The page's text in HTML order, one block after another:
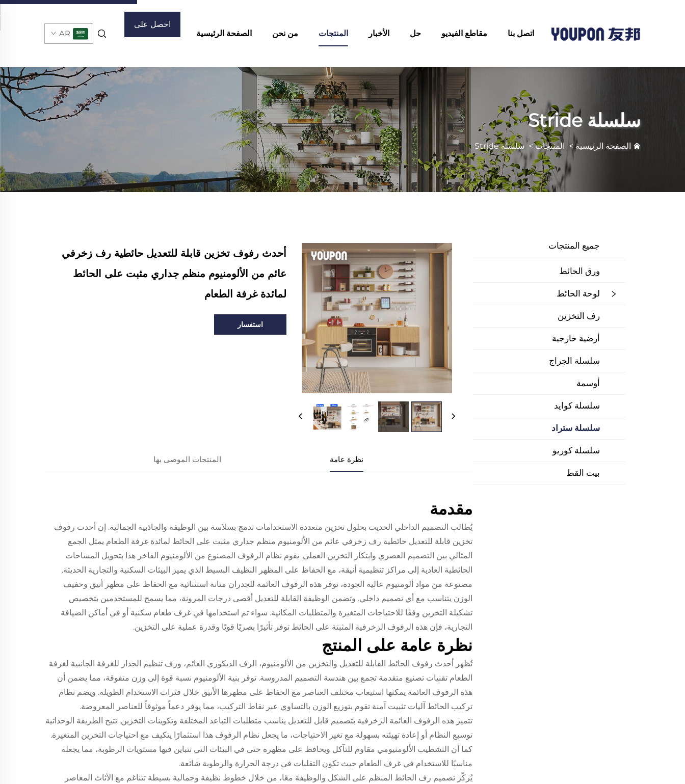
الصفحة الرئيسية من نحن المنتجات الأخبار حل مقاطع الفيديو اتصل بنا
احصل على
AR
سلسلة Stride
الصفحة الرئيسية> المنتجات> سلسلة Stride
جميع المنتجات
ورق الحائط
لوحة الحائط
رف التخزين
أرضية خارجية
سلسلة الجراج
أوسمة
سلسلة كوايد
سلسلة ستراد
سلسلة كوريو
بيت القط
أحدث رفوف تخزين قابلة للتعديل حائطية رف زخرفي
عائم من الألومنيوم منظم جداري مثبت على الحائط
لمائدة غرفة الطعام
استفسار
نظرة عامة المنتجات الموصى بها
مقدمة
يُطالب التصميم الداخلي الحديث بحلول تخزين متعددة الاستخدامات تدمج بسلاسة بين الوظيفة والجاذبية الجمالية. إن أحدث رفوف
تخزين قابلة للتعديل حائطية رف زخرفي عائم من الألومنيوم منظم جداري مثبت على الحائط لمائدة غرفة الطعام يمثل الجمع
المثالي بين التصميم العصري وابتكار التخزين العملي. يقوم نظام الرفوف المصنوع من الألومنيوم الفاخر هذا بتحويل المساحات
الحائطية العادية إلى مراكز تنظيمية أنيقة، مع الحفاظ على المظهر النظيف البسيط الذي يميز البيئات السكنية والتجارية الحديثة.
مصنوعة من مواد ألومنيوم عالية الجودة، توفر هذه الرفوف العائمة للجدران متانة استثنائية مع الحفاظ على مظهر أنيق وخفيف
الوزن يتناسب مع أي تصميم داخلي. وتضمن الوظيفة القابلة للتعديل أقصى درجات المرونة، مما يسمح للمستخدمين بتخصيص
تشكيلة التخزين وفقًا للاحتياجات المتغيرة والمتطلبات المكانية. سواء تم استخدامها في غرف طعام سكنية أو في أماكن الضيافة
التجارية، فإن هذه الرفوف الزخرفية المثبتة على الحائط توفر تأثيرًا بصريًا قويًا وقدرة عملية على التخزين.
نظرة عامة على المنتج
تُظهر أحدث رفوف الحائط القابلة للتعديل والتخزين من الألومنيوم، الرف الديكوري العائم، ورف تنظيم الجدار للغرفة الجانبية لغرفة
الطعام تقنيات تصنيع متقدمة تجمع بين هندسة التصميم المدروسة. توفر بنية الألومنيوم نسبة قوة إلى وزن متفوقة، مما يضمن أن
هذه الرفوف العائمة يمكنها استيعاب مختلف العناصر مع الحفاظ على مظهرها الأنيق خلال فترات الاستخدام الطويلة. ويضم نظام
تركيب الحائط آليات تثبيت آمنة تقوم بتوزيع الوزن بالتساوي عبر نقاط التركيب، مما يوفر دعماً موثوقاً للعناصر المعروضة.
تتميز هذه الرفوف العائمة الزخرفية بتصميم قابل للتعديل يناسب متطلبات التباعد المختلفة وتكوينات التخزين. تتيح الطريقة الوحداتية
توسيع النظام أو إعادة تهيئته بسهولة مع تغير الاحتياجات، ما يجعل نظام الرفوف هذا استثمارًا يتكيف مع احتياجات التخزين المتغيرة.
كما أن التشطيب الألومنيومي مقاوم للتآكل ويحافظ على مظهره حتى في البيئات التي تتباين فيها مستويات الرطوبة، مما يجعله
مناسبًا للاستخدام في غرف الطعام حيث تكون التقلبات في درجة الحرارة والرطوبة شائعة.
يُركّز تصميم رف الحائط المنظم على الشكل والوظيفة معًا، من خلال خطوط نظيفة وجمالية بسيطة تتناغم مع الأثاث المعاصر